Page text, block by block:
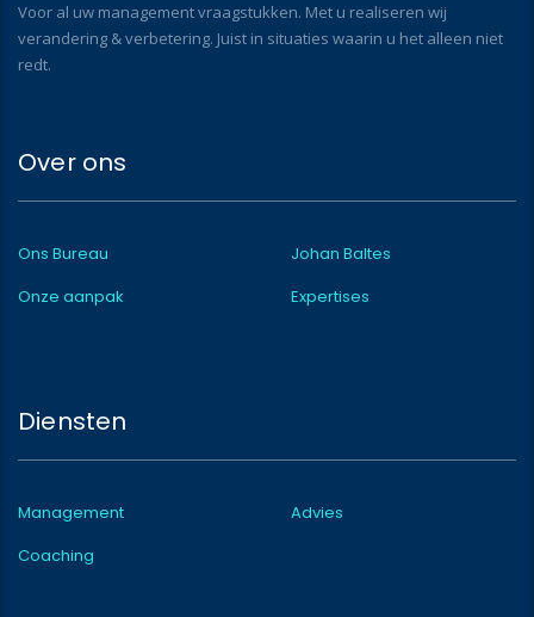
Voor al uw management vraagstukken. Met u realiseren wij
verandering & verbetering. Juist in situaties waarin u het alleen niet
redt.
Over ons
Ons Bureau
Johan Baltes
Onze aanpak
Expertises
Diensten
Management
Advies
Coaching